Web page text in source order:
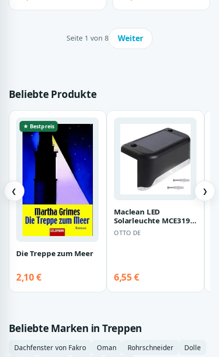
Seite 1 von 8 Weiter
Beliebte Produkte
❮
★ Bestpreis
Die Treppe zum Meer
2,10 €
Maclean LED
Solarleuchte MCE319,
neutralweiß, Solar LED
Lampe für Terr…
OTTO DE
6,55 €
❯
Beliebte Marken in Treppen
Dachfenster von Fakro Oman Rohrschneider
Dolle